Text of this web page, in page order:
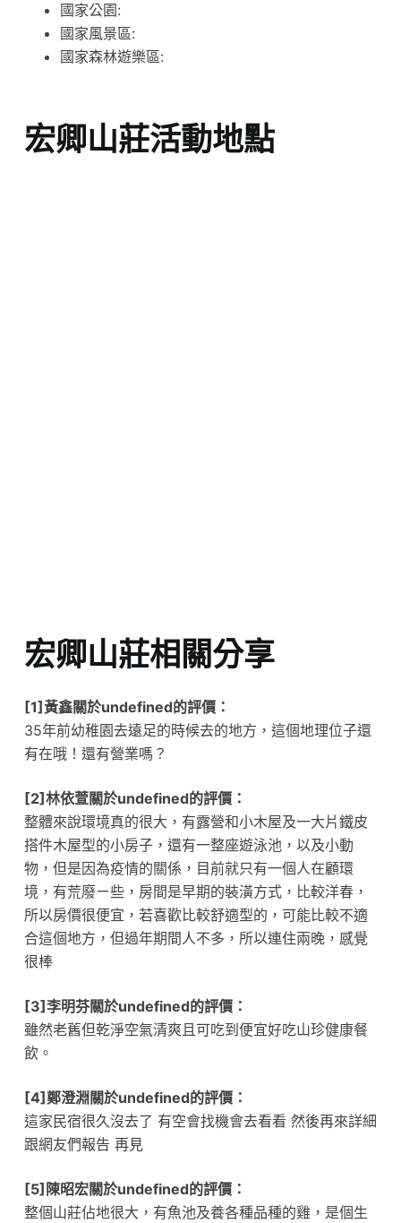
國家公園:
國家風景區:
國家森林遊樂區:
宏卿山莊活動地點
宏卿山莊相關分享
[1]黃鑫關於undefined的評價：
35年前幼稚園去遠足的時候去的地方，這個地理位子還
有在哦！還有營業嗎？
[2]林依萱關於undefined的評價：
整體來說環境真的很大，有露營和小木屋及一大片鐵皮
搭件木屋型的小房子，還有一整座遊泳池，以及小動
物，但是因為疫情的關係，目前就只有一個人在顧環
境，有荒廢ㄧ些，房間是早期的裝潢方式，比較洋春，
所以房價很便宜，若喜歡比較舒適型的，可能比較不適
合這個地方，但過年期間人不多，所以連住兩晚，感覺
很棒
[3]李明芬關於undefined的評價：
雖然老舊但乾淨空氣清爽且可吃到便宜好吃山珍健康餐
飲。
[4]鄭澄淵關於undefined的評價：
這家民宿很久沒去了 有空會找機會去看看 然後再來詳細
跟網友們報告 再見
[5]陳昭宏關於undefined的評價：
整個山莊佔地很大，有魚池及養各種品種的雞，是個生